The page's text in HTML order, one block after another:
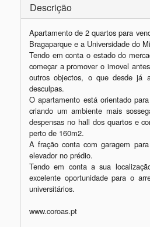
Descrição
Apartamento de 2 quartos para
Bragaparque e a Universidade do
Tendo em conta o estado do
começar a promover o imovel
outros objectos, o que desde já
desculpas.
O apartamento está orientado
criando um ambiente mais
despensas no hall dos quartos e
perto de 160m2.
A fração conta com garagem
elevador no prédio.
Tendo em conta a sua
excelente oportunidade para o
universitários.
www.coroas.pt